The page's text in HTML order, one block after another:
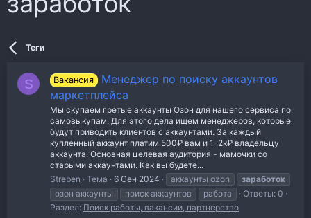
Теги
S Вакансия
Менеджер по поиску аккаунтов
маркетплейса
Мы скупаем гретые аккаунты Озон для нашего сервиса по
самовыкупам. Для этого дела ищем менеджеров, которые
будут приводить клиентов с аккаунтами. За каждый
купленный аккаунт платим 500₽ вам и 1-2к₽ владельцу
аккаунта. Основная целевая аудитория - мамочки со
старыми аккаунтами. Как вы будете...
Streben
Тема 6 Сен 2024 аккаунты ozon
заработок
озон аккаунты
поиск аккаунтов работа
Ответы: 0
Раздел: Поиск работы, вакансии, партнерство